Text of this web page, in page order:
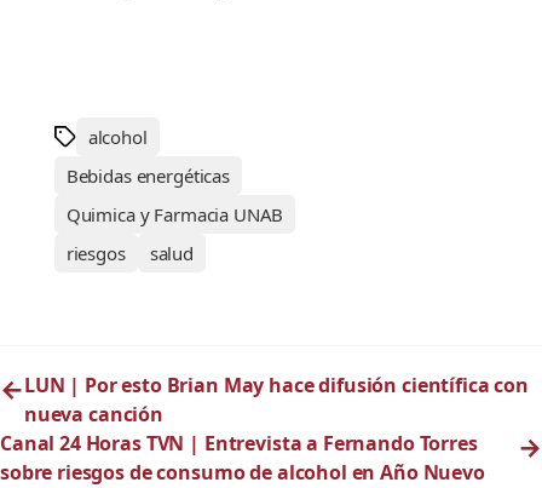
alcohol
Bebidas energéticas
Quimica y Farmacia UNAB
riesgos
salud
←LUN | Por esto Brian May hace difusión científica con
nueva canción
Canal 24 Horas TVN | Entrevista a Fernando Torres
sobre riesgos de consumo de alcohol en Año Nuevo
→